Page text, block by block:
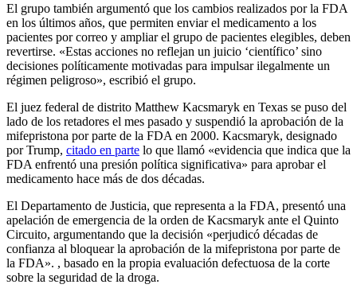
El grupo también argumentó que los cambios realizados por la FDA
en los últimos años, que permiten enviar el medicamento a los
pacientes por correo y ampliar el grupo de pacientes elegibles, deben
revertirse. «Estas acciones no reflejan un juicio ‘científico’ sino
decisiones políticamente motivadas para impulsar ilegalmente un
régimen peligroso», escribió el grupo.
El juez federal de distrito Matthew Kacsmaryk en Texas se puso del
lado de los retadores el mes pasado y suspendió la aprobación de la
mifepristona por parte de la FDA en 2000. Kacsmaryk, designado
por Trump, citado en parte lo que llamó «evidencia que indica que la
FDA enfrentó una presión política significativa» para aprobar el
medicamento hace más de dos décadas.
El Departamento de Justicia, que representa a la FDA, presentó una
apelación de emergencia de la orden de Kacsmaryk ante el Quinto
Circuito, argumentando que la decisión «perjudicó décadas de
confianza al bloquear la aprobación de la mifepristona por parte de
la FDA». , basado en la propia evaluación defectuosa de la corte
sobre la seguridad de la droga.